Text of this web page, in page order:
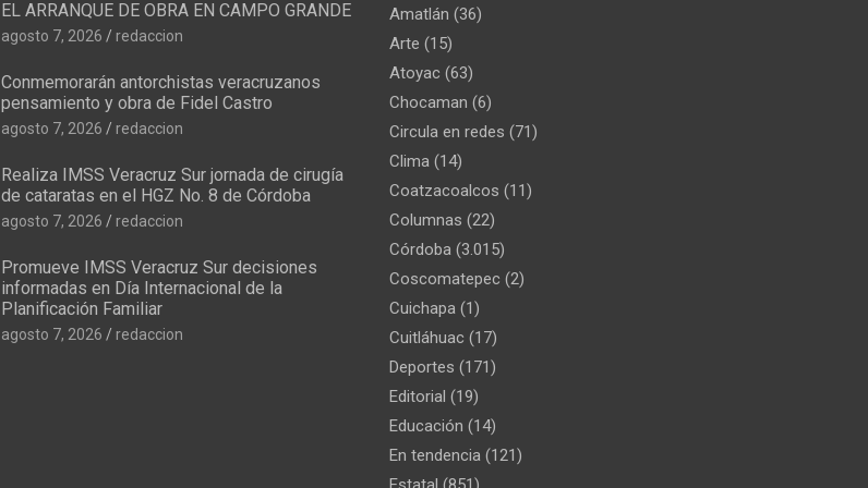
EL ARRANQUE DE OBRA EN CAMPO GRANDE
agosto 7, 2026 redaccion
Conmemorarán antorchistas veracruzanos
pensamiento y obra de Fidel Castro
agosto 7, 2026 redaccion
Realiza IMSS Veracruz Sur jornada de cirugía
de cataratas en el HGZ No. 8 de Córdoba
agosto 7, 2026 redaccion
Promueve IMSS Veracruz Sur decisiones
informadas en Día Internacional de la
Planificación Familiar
agosto 7, 2026 redaccion
Amatlán (36)
Arte (15)
Atoyac (63)
Chocaman (6)
Circula en redes (71)
Clima (14)
Coatzacoalcos (11)
Columnas (22)
Córdoba (3.015)
Coscomatepec (2)
Cuichapa (1)
Cuitláhuac (17)
Deportes (171)
Editorial (19)
Educación (14)
En tendencia (121)